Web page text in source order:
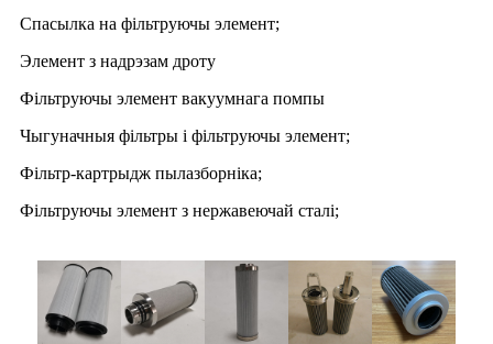
Спасылка на фільтруючы элемент;
Элемент з надрэзам дроту
Фільтруючы элемент вакуумнага помпы
Чыгуначныя фільтры і фільтруючы элемент;
Фільтр-картрыдж пылазборніка;
Фільтруючы элемент з нержавеючай сталі;